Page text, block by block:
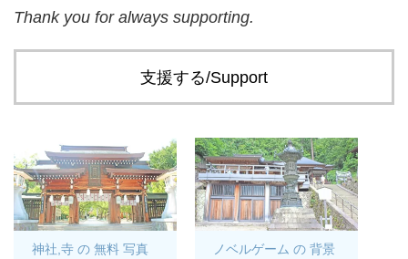
Thank you for always supporting.
支援する/Support
神社,寺 の 無料 写真
ノベルゲーム の 背景